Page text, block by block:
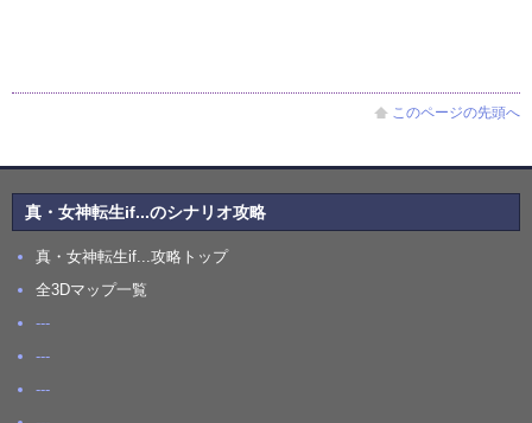
このページの先頭へ
真・女神転生if...のシナリオ攻略
真・女神転生if...攻略トップ
全3Dマップ一覧
---
---
---